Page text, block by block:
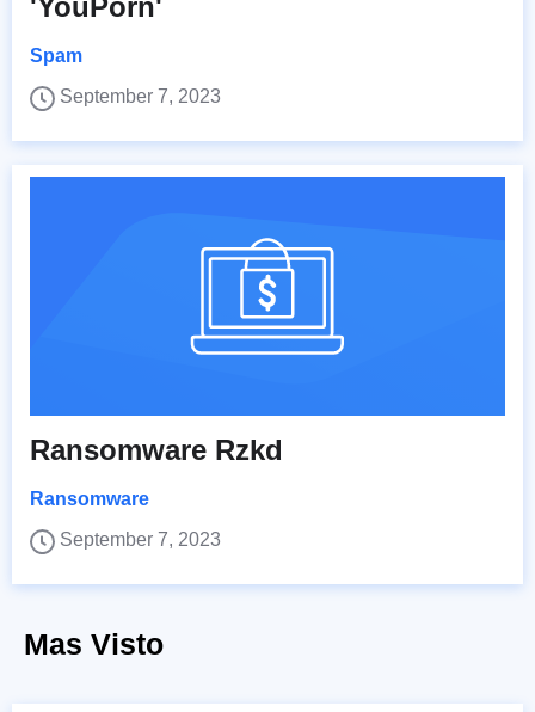
'YouPorn'
Spam
September 7, 2023
Ransomware Rzkd
Ransomware
September 7, 2023
Mas Visto